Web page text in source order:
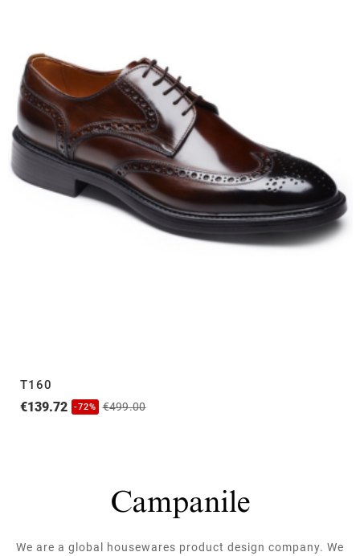
T160
€139.72 -72% €499.00
We are a global housewares product design company. We